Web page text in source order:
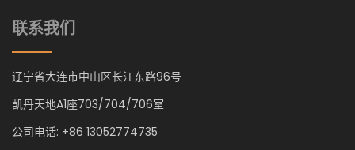
联系我们
辽宁省大连市中山区长江东路96号
凯丹天地A1座703/704/706室
公司电话: +86 13052774735